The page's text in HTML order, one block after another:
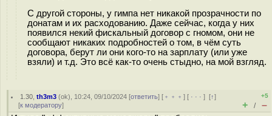
С другой стороны, у гимпа нет никакой прозрачности по
донатам и их расходованию. Даже сейчас, когда у них
появился некий фискальный договор с гномом, они не
сообщают никаких подробностей о том, в чём суть
договора, берут ли они кого-то на зарплату (или уже
взяли) и т.д. Это всё как-то очень стыдно, на мой взгляд.
1.30 ,th3m3 (ok), 10:24, 09/10/2024 [ответить] [ ﹢﹢﹢] [ · · ·][↑]
[к модератору]
+5
+ / –